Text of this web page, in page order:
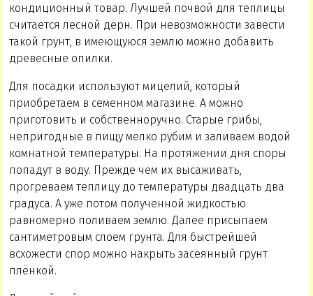
кондиционный товар. Лучшей почвой для теплицы
считается лесной дёрн. При невозможности завести
такой грунт, в имеющуюся землю можно добавить
древесные опилки.
Для посадки используют мицелий, который
приобретаем в семенном магазине. А можно
приготовить и собственноручно. Старые грибы,
непригодные в пищу мелко рубим и заливаем водой
комнатной температуры. На протяжении дня споры
попадут в воду. Прежде чем их высаживать,
прогреваем теплицу до температуры двадцать два
градуса. А уже потом полученной жидкостью
равномерно поливаем землю. Далее присыпаем
сантиметровым слоем грунта. Для быстрейшей
всхожести спор можно накрыть засеянный грунт
плёнкой.